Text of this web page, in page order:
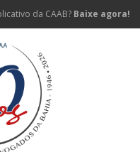
da CAAB? Baixe agora!